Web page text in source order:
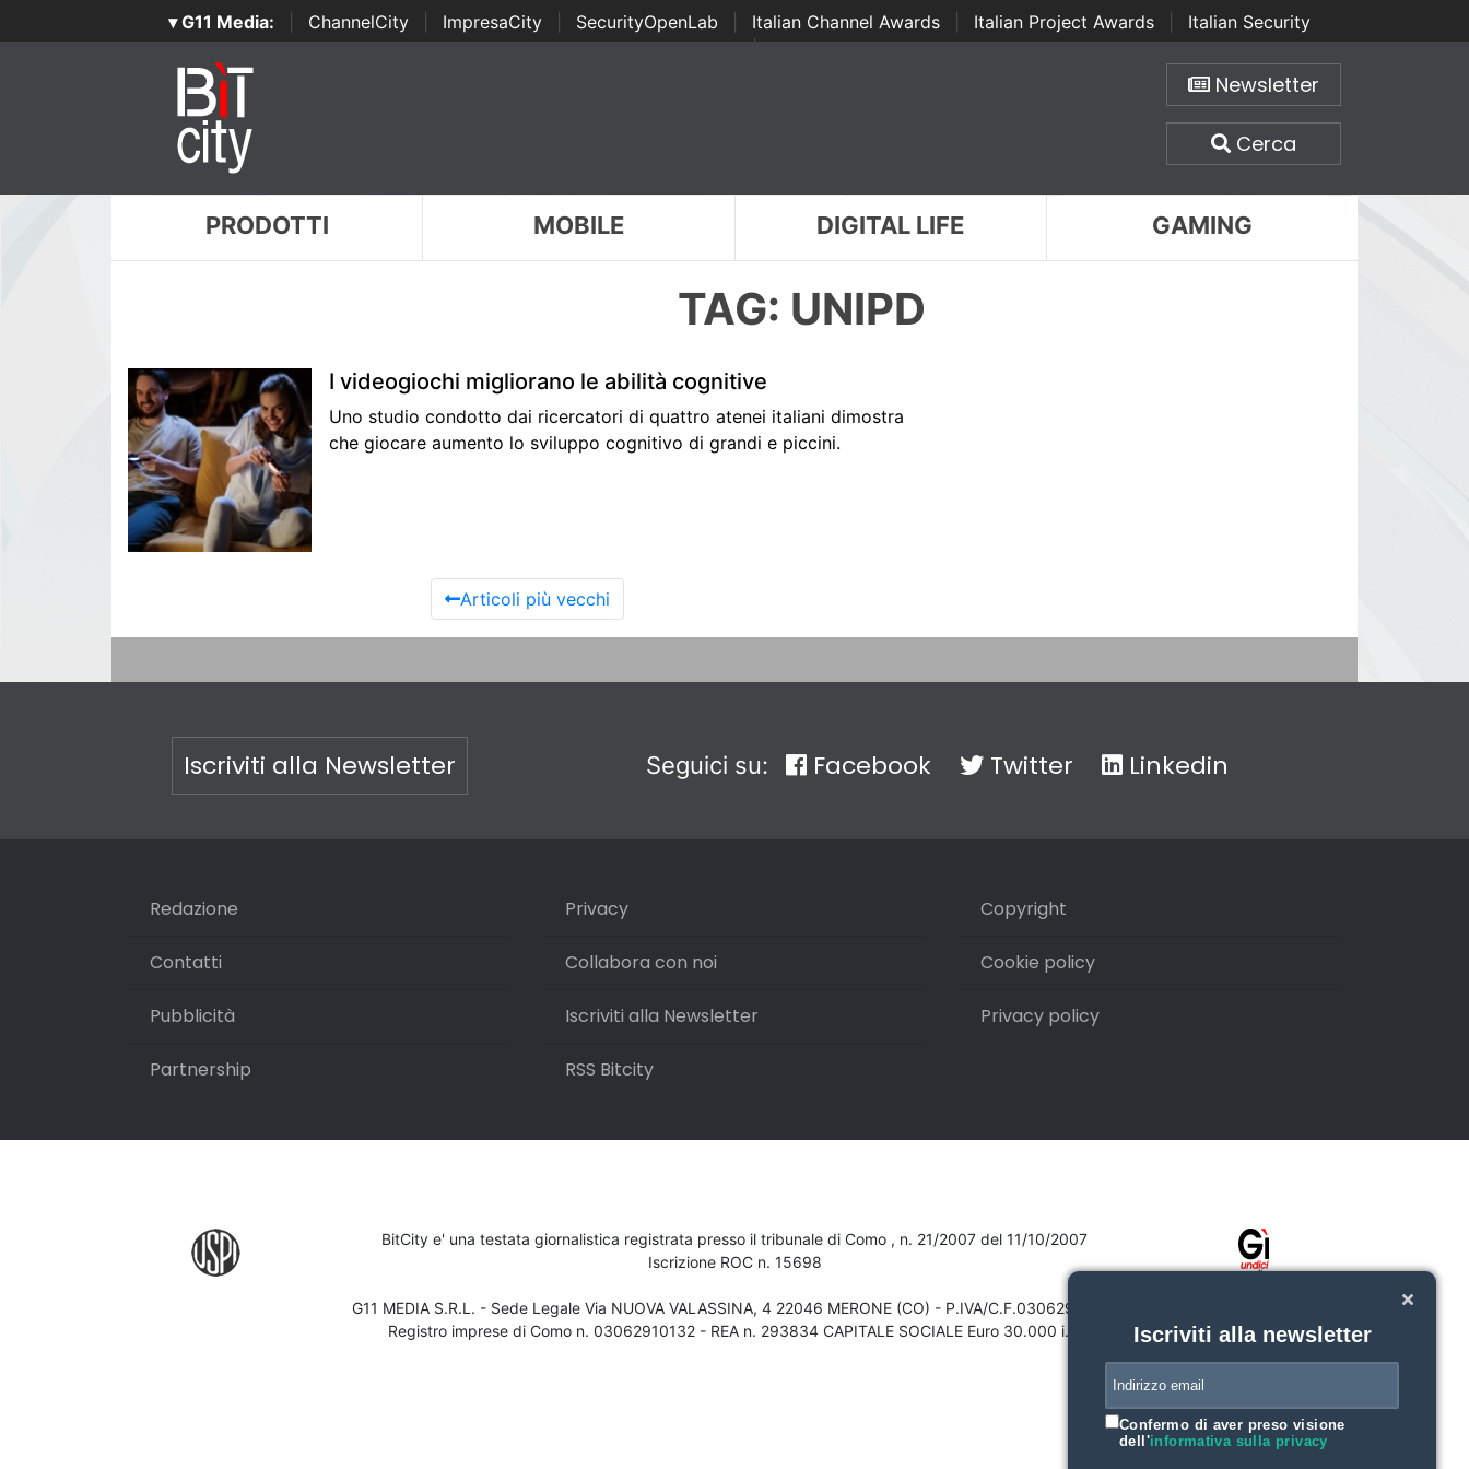
▾ G11 Media: ChannelCity ImpresaCity SecurityOpenLab Italian Channel Awards Italian Project Awards
Italian Security
Awards | ...
Newsletter
Cerca
PRODOTTI MOBILE DIGITAL LIFE GAMING
TAG: UNIPD
I videogiochi migliorano le abilità cognitive
Uno studio condotto dai ricercatori di quattro atenei italiani dimostra
che giocare aumento lo sviluppo cognitivo di grandi e piccini.
Articoli più vecchi
Iscriviti alla Newsletter Seguici su: Facebook Twitter Linkedin
Redazione
Contatti
Pubblicità
Partnership
Privacy
Collabora con noi
Iscriviti alla Newsletter
RSS Bitcity
Copyright
Cookie policy
Privacy policy
BitCity e' una testata giornalistica registrata presso il tribunale di Como , n. 21/2007 del 11/10/2007
Iscrizione ROC n. 15698
G11 MEDIA S.R.L. - Sede Legale Via NUOVA VALASSINA, 4 22046 MERONE (CO) - P.IVA/C.F.03062910132
Registro imprese di Como n. 03062910132 - REA n. 293834 CAPITALE SOCIALE Euro 30.000 i.v.
Iscriviti alla newsletter
Confermo di aver preso visione
dell'informativa sulla privacy